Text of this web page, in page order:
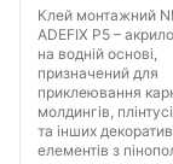
Клей монтажний
ADEFIX P5 –
на водній основі,
призначений для
приклеювання
молдингів,
та інших
елементів з